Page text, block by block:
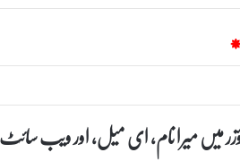
*
میں میرا نام، ای میل، اور ویب